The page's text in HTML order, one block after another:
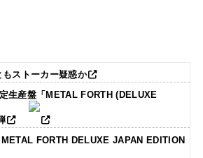
ストーカー疑惑か
生産盤「METAL FORTH (DELUXE
METAL FORTH DELUXE JAPAN EDITION